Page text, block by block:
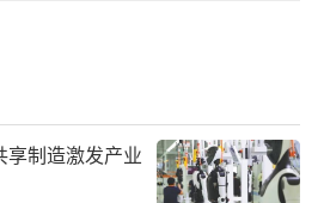
制造激发产业